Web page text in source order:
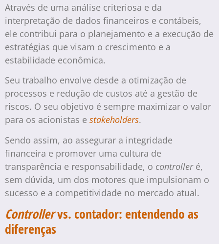
Através de uma análise criteriosa e da
interpretação de dados financeiros e contábeis,
ele contribui para o planejamento e a execução de
estratégias que visam o crescimento e a
estabilidade econômica.
Seu trabalho envolve desde a otimização de
processos e redução de custos até a gestão de
riscos. O seu objetivo é sempre maximizar o valor
para os acionistas e stakeholders.
Sendo assim, ao assegurar a integridade
financeira e promover uma cultura de
transparência e responsabilidade, o controlleré,
sem dúvida, um dos motores que impulsionam o
sucesso e a competitividade no mercado atual.
Controllervs. contador: entendendo as
diferenças